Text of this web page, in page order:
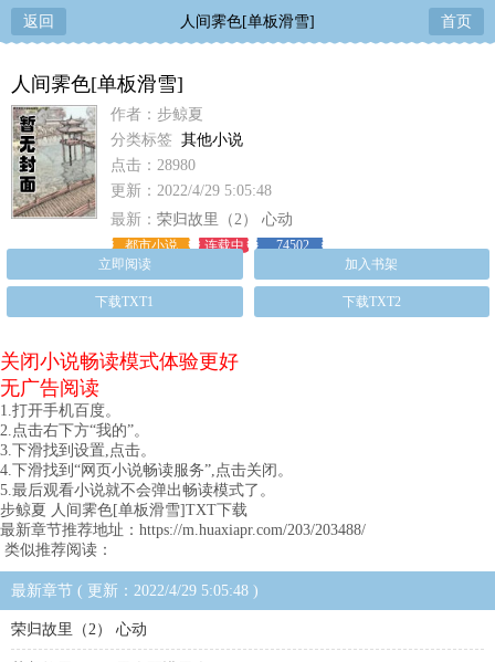
返回 人间霁色[单板滑雪] 首页
人间霁色[单板滑雪]
作者：步鲸夏
分类标签 其他小说
点击：28980
更新：2022/4/29 5:05:48
最新： 荣归故里（2） 心动
都市小说 连载中
74502
立即阅读
加入书架
下载TXT1 下载TXT2
关闭小说畅读模式体验更好
无广告阅读
1.打开手机百度。
2.点击右下方“我的”。
3.下滑找到设置,点击。
4.下滑找到“网页小说畅读服务”,点击关闭。
5.最后观看小说就不会弹出畅读模式了。
步鲸夏 人间霁色[单板滑雪]TXT下载
最新章节推荐地址：https://m.huaxiapr.com/203/203488/
类似推荐阅读：
最新章节 ( 更新：2022/4/29 5:05:48 )
荣归故里（2） 心动